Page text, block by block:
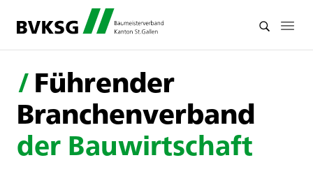
/Führender
Branchenverband
der Bauwirtschaft